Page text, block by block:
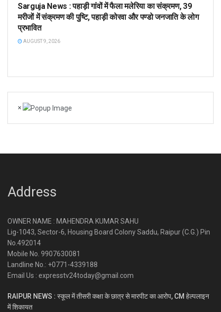
Sarguja News : पहाड़ी गांवों में फैला मलेरिया का संक्रमण, 39
मरीजों में संक्रमण की पुष्टि, पहाड़ी कोरवा और पण्डो जनजाति के लोग
प्रभावित
AUGUST 9, 2026
×
Address
OWNER NAME : MAHENDRA KUMAR SAHU
Lig-1043, Sector-6, Housing Board Colony Saddu, Raipur (C.G.) Pin
No.492014
Mobile No. 9907630081
Landline No.: +0771-4339188
Email Us : expresstv24today@gmail.com
RAIPUR NEWS : स्कूल में तीसरी कक्षा के छात्र से मारपीट का आरोप, CM हेल्पलाइन
में शिकायत